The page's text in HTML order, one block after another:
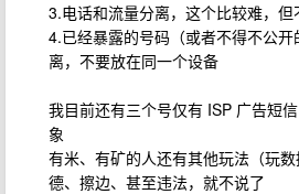
3.电话和流量分离，这个比较难，但
4.已经暴露的号码（或者不得不公
离，不要放在同一个设备
我目前还有三个号仅有 ISP 广告短
象
有米、有矿的人还有其他玩法（玩
德、擦边、甚至违法，就不说了